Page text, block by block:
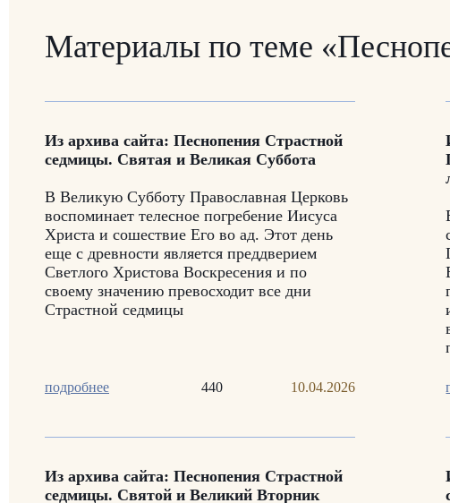
Материалы по теме
Из архива сайта: Песнопения Страстной
седмицы. Святая и Великая Суббота
В Великую Субботу Православная Церковь
воспоминает телесное погребение Иисуса
Христа и сошествие Его во ад. Этот день
еще с древности является преддверием
Светлого Христова Воскресения и по
своему значению превосходит все дни
Страстной седмицы
подробнее 440 10.04.2026
Из архива сайта: Песнопения Страстной
седмицы. Святой и Великий Вторник